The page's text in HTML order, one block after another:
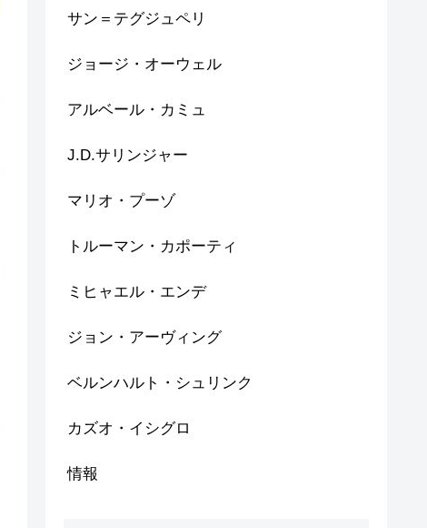
サン＝テグジュペリ
ジョージ・オーウェル
アルベール・カミュ
J.D.サリンジャー
マリオ・プーゾ
トルーマン・カポーティ
ミヒャエル・エンデ
ジョン・アーヴィング
ベルンハルト・シュリンク
カズオ・イシグロ
情報